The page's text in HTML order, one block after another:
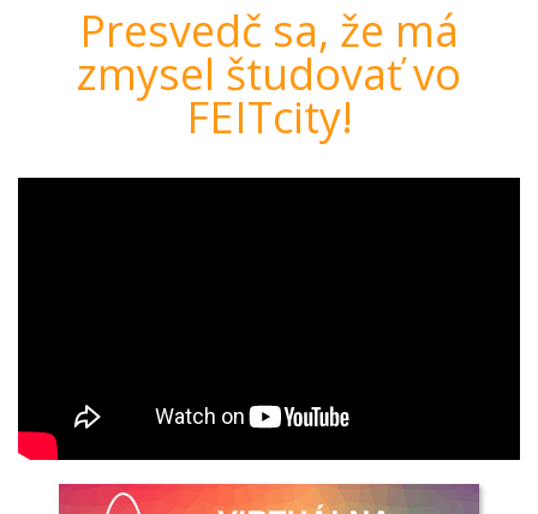
Presvedč sa, že má
zmysel študovať vo
FEITcity!